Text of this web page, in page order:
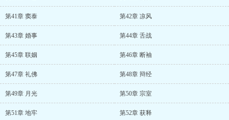
第41章 窦泰 第42章 凉风
第43章 婚事 第44章 舌战
第45章 联姻 第46章 断袖
第47章 礼佛 第48章 辩经
第49章 月光 第50章 宗室
第51章 地牢 第52章 获释